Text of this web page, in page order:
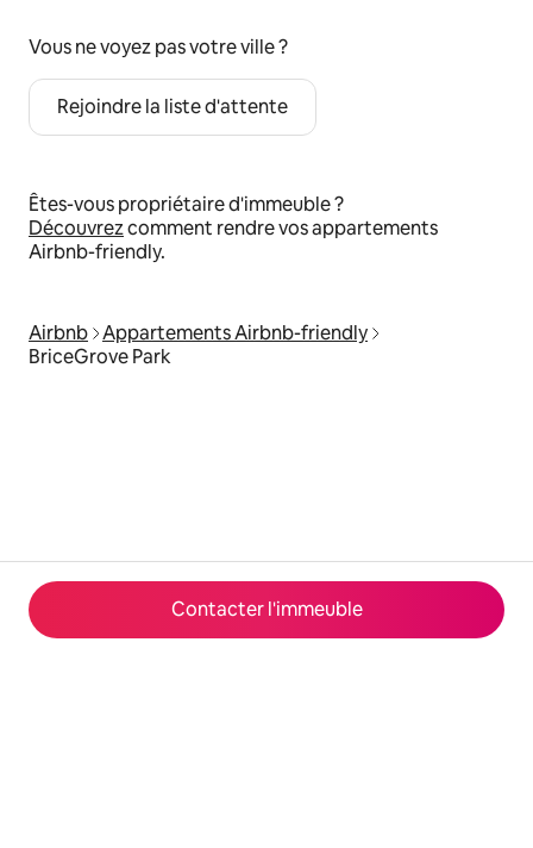
Contacter l'immeuble
Vous ne voyez pas votre ville ?
Rejoindre la liste d'attente
Êtes-vous propriétaire d'immeuble ?
Découvrezcomment rendre vos appartements
Airbnb-friendly.
Airbnb Appartements Airbnb-friendly
BriceGrove Park